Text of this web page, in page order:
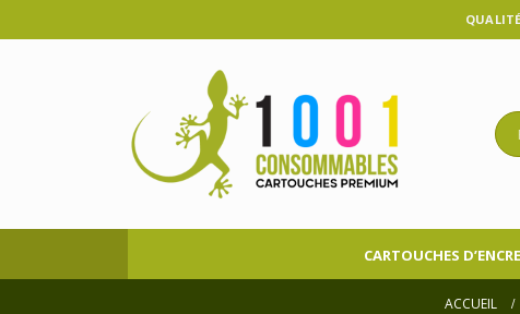
CARTOUCHES D’ENCRE
ACCUEIL